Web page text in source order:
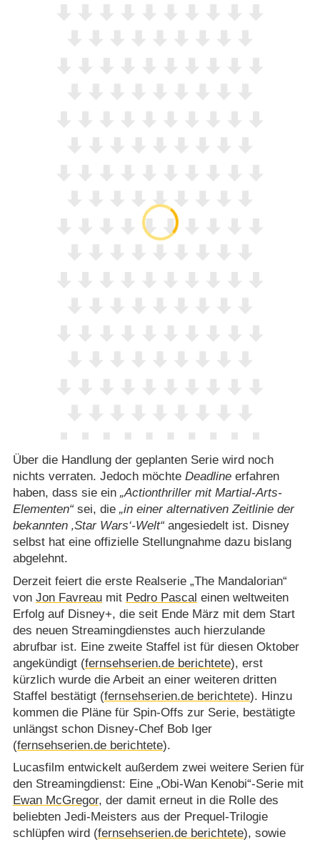
Über die Handlung der geplanten Serie wird noch
nichts verraten. Jedoch möchte Deadlineerfahren
haben, dass sie ein Actionthriller mit Martial-Arts-
Elementen sei, die in einer alternativen Zeitlinie der
bekannten ‚Star Wars‘-Welt angesiedelt ist. Disney
selbst hat eine offizielle Stellungnahme dazu bislang
abgelehnt.
Derzeit feiert die erste Realserie „The Mandalorian“
von Jon Favreaumit Pedro Pascal einen weltweiten
Erfolg auf Disney+, die seit Ende März mit dem Start
des neuen Streamingdienstes auch hierzulande
abrufbar ist. Eine zweite Staffel ist für diesen Oktober
angekündigt (fernsehserien.de berichtete), erst
kürzlich wurde die Arbeit an einer weiteren dritten
Staffel bestätigt (fernsehserien.de berichtete). Hinzu
kommen die Pläne für Spin-Offs zur Serie, bestätigte
unlängst schon Disney-Chef Bob Iger
(fernsehserien.de berichtete).
Lucasfilm entwickelt außerdem zwei weitere Serien für
den Streamingdienst: Eine „Obi-Wan Kenobi“-Serie mit
Ewan McGregor, der damit erneut in die Rolle des
beliebten Jedi-Meisters aus der Prequel-Trilogie
schlüpfen wird (fernsehserien.de berichtete), sowie